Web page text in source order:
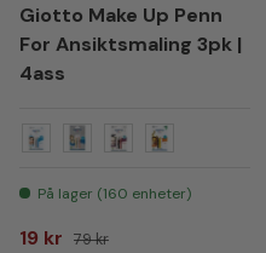
Giotto Make Up Penn
For Ansiktsmaling 3pk |
4ass
På lager (160 enheter)
Salgspris
19 kr Vanlig pris
79 kr